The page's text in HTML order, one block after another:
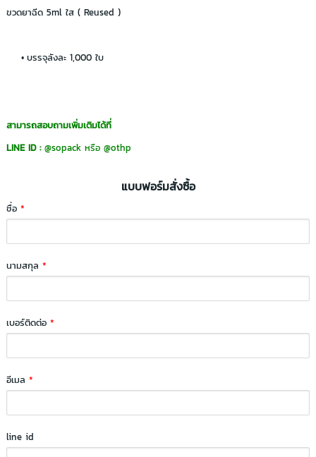
ขวดยาฉีด 5ml ใส ( Reused )
บรรจุลังละ 1,000 ใบ
สามารถสอบถามเพิ่มเติมได้ที่
LINE ID : @sopack หรือ@othp
แบบฟอร์มสั่งซื้อ
ชื่อ*
นามสกุล*
เบอร์ติดต่อ*
อีเมล*
line id